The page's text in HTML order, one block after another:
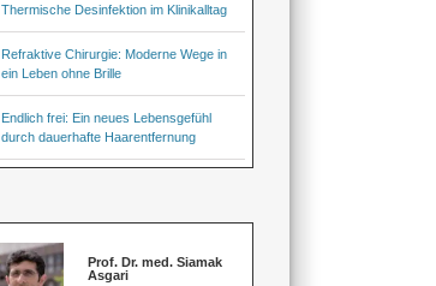
Thermische Desinfektion im Klinikalltag
Refraktive Chirurgie: Moderne Wege in
ein Leben ohne Brille
Endlich frei: Ein neues Lebensgefühl
durch dauerhafte Haarentfernung
Prof. Dr. med. Siamak
Asgari